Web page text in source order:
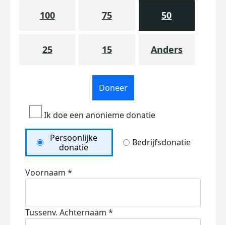
100 75 50
25 15 Anders
Doneer
Ik doe een anonieme donatie
Persoonlijke
donatie
Bedrijfsdonatie
Voornaam *
Tussenv. Achternaam *